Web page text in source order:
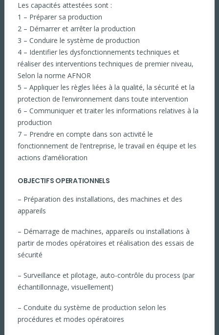
Les capacités attestées sont :
1 – Préparer sa production
2 – Démarrer et arrêter la production
3 – Conduire le système de production
4 – Identifier les dysfonctionnements techniques et
réaliser des interventions techniques de premier niveau,
Selon la norme AFNOR
5 – Appliquer les règles liées à la qualité, la sécurité et la
protection de l’environnement dans toute intervention
6 – Communiquer et traiter les informations relatives à la
production
7 – Prendre en compte dans son activité le
fonctionnement de l’entreprise, le travail en équipe et les
actions d’amélioration
OBJECTIFS OPERATIONNELS
– Préparation des installations, des machines et des
appareils
– Démarrage de machines, appareils ou installations à
partir de modes opératoires et réalisation des essais de
sécurité
– Surveillance et pilotage, auto-contrôle du process (par
échantillonnage, visuellement)
– Conduite du système de production selon les
procédures et modes opératoires